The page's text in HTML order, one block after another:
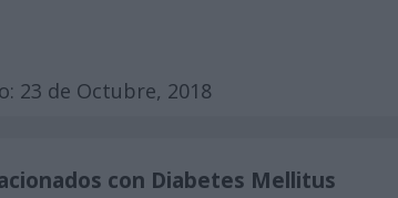
23 de Octubre, 2018
con Diabetes Mellitus